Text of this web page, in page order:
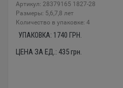
Артикул: 28379165 1827-28
Размеры: 5,6,7,8 лет
Количество в упаковке: 4
УПАКОВКА: 1740 ГРН.
ЦЕНА ЗА ЕД.: 435грн.